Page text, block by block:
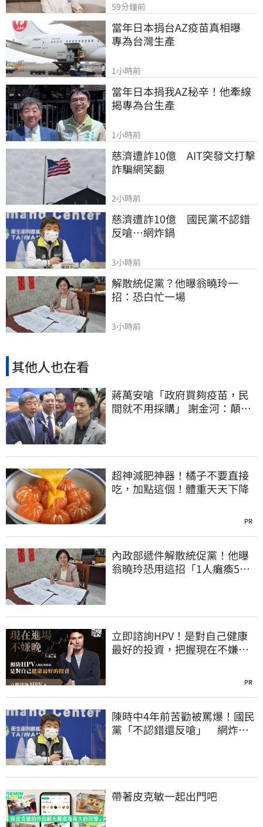
59分鐘前
當年日本捐台AZ疫苗真相曝
專為台灣生產
1小時前
當年日本捐我AZ秘辛！他牽線
揭專為台生產
1小時前
慈濟遭詐10億　AIT突發文打擊
詐騙網笑翻
2小時前
慈濟遭詐10億　國民黨不認錯
反嗆⋯網炸鍋
3小時前
解散統促黨？他曝翁曉玲一
招：恐白忙一場
3小時前
其他人也在看
蔣萬安嗆「政府買夠疫苗，民
間就不用採購」 謝金河：顛倒
超神減肥神器！橘子不要直接
吃，加點這個！體重天天下降
PR
內政部遞件解散統促黨！他曝
翁曉玲恐用這招「1人癱瘓5
立即諮詢HPV！是對自己健康
最好的投資，把握現在不嫌
PR
陳時中4年前苦勸被罵爆！國民
黨「不認錯還反嗆」 網炸
帶著皮克敏一起出門吧